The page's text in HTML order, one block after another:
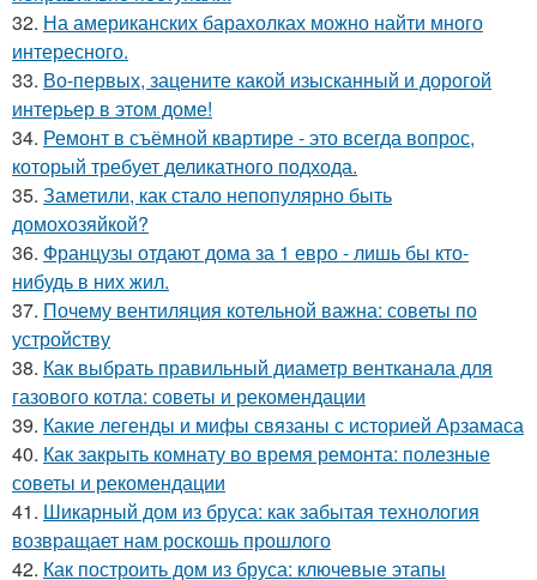
32. На американских барахолках можно найти много
интересного.
33. Во-первых, зацените какой изысканный и дорогой
интерьер в этом доме!
34. Ремонт в съёмной квартире - это всегда вопрос,
который требует деликатного подхода.
35. Заметили, как стало непопулярно быть
домохозяйкой?
36. Французы отдают дома за 1 евро - лишь бы кто-
нибудь в них жил.
37. Почему вентиляция котельной важна: советы по
устройству
38. Как выбрать правильный диаметр вентканала для
газового котла: советы и рекомендации
39. Какие легенды и мифы связаны с историей Арзамаса
40. Как закрыть комнату во время ремонта: полезные
советы и рекомендации
41. Шикарный дом из бруса: как забытая технология
возвращает нам роскошь прошлого
42. Как построить дом из бруса: ключевые этапы